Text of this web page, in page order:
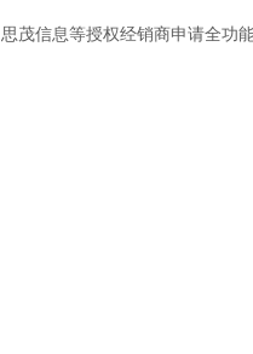
思茂信息等授权经销商申请全功